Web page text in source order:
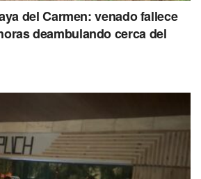
Joaquín
del Carmen: venado fallece
deambulando cerca del